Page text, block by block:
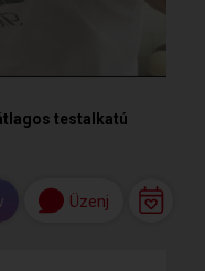
testalkatú
Üzenj